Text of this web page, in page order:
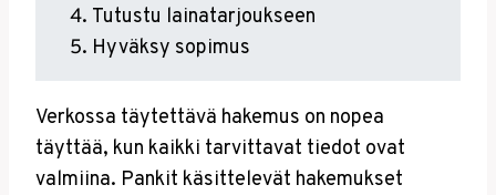
Tutustu lainatarjoukseen
Hyväksy sopimus
Verkossa täytettävä hakemus on nopea
täyttää, kun kaikki tarvittavat tiedot ovat
valmiina. Pankit käsittelevät hakemukset